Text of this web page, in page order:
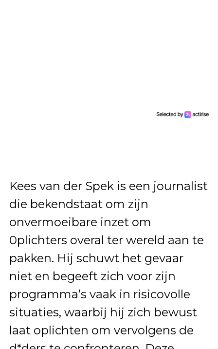
Kees van der Spek is een journalist
die bekendstaat om zijn
onvermoeibare inzet om
0plichters overal ter wereld aan te
pakken. Hij schuwt het gevaar
niet en begeeft zich voor zijn
programma’s vaak in risicovolle
situaties, waarbij hij zich bewust
laat oplichten om vervolgens de